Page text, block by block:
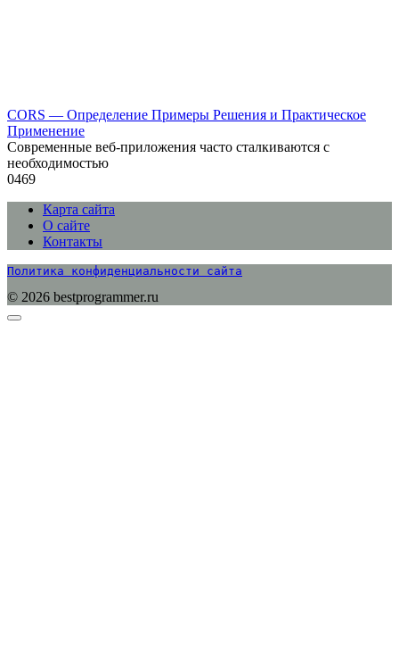
CORS — Определение Примеры Решения и Практическое
Применение
Современные веб-приложения часто сталкиваются с
необходимостью
0469
Карта сайта
О сайте
Контакты
Политика конфиденциальности сайта
© 2026 bestprogrammer.ru